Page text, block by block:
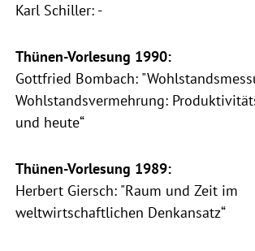
Karl Schiller: -
Thünen-Vorlesung 1990:
Gottfried Bombach:
Wohlstandsvermehrung:
und heute“
Thünen-Vorlesung 1989:
Herbert Giersch: "Raum und Zeit im
weltwirtschaftlichen Denkansatz“